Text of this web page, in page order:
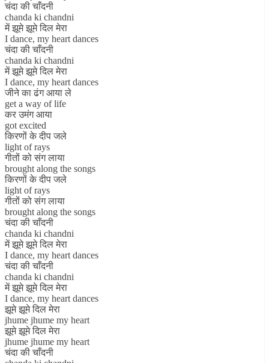
चंदा की चाँदनी
chanda ki chandni
में झूमे झूमे दिल मेरा
I dance, my heart dances
चंदा की चाँदनी
chanda ki chandni
में झूमे झूमे दिल मेरा
I dance, my heart dances
जीने का ढंग आया ले
get a way of life
कर उमंग आया
got excited
किरणों के दीप जले
light of rays
गीतों को संग लाया
brought along the songs
किरणों के दीप जले
light of rays
गीतों को संग लाया
brought along the songs
चंदा की चाँदनी
chanda ki chandni
में झूमे झूमे दिल मेरा
I dance, my heart dances
चंदा की चाँदनी
chanda ki chandni
में झूमे झूमे दिल मेरा
I dance, my heart dances
झूमे झूमे दिल मेरा
jhume jhume my heart
झूमे झूमे दिल मेरा
jhume jhume my heart
चंदा की चाँदनी